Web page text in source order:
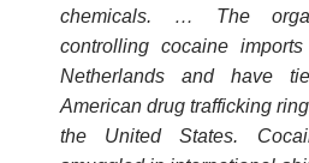
chemicals. … The
controlling cocaine
Netherlands and have
American drug trafficking
the United States.